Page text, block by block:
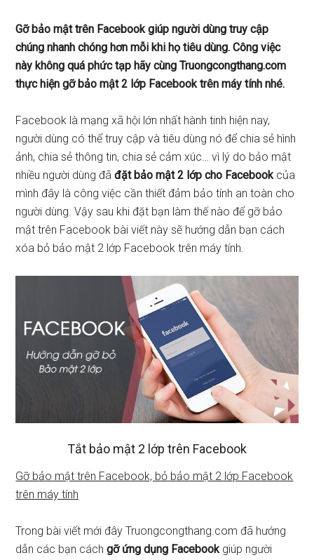
Gỡ bảo mật trên Facebook giúp người dùng truy cập
chúng nhanh chóng hơn mỗi khi họ tiêu dùng. Công việc
này không quá phức tạp hãy cùng Truongcongthang.com
thực hiện gỡ bảo mật 2 lớp Facebook trên máy tính nhé.
Facebook là mạng xã hội lớn nhất hành tinh hiện nay,
người dùng có thể truy cập và tiêu dùng nó để chia sẻ hình
ảnh, chia sẻ thông tin, chia sẻ cảm xúc… vì lý do bảo mật
nhiều người dùng đãđặt bảo mật 2 lớp cho Facebookcủa
mình đây là công việc cần thiết đảm bảo tính an toàn cho
người dùng. Vậy sau khi đặt bạn làm thế nào để gỡ bảo
mật trên Facebook bài viết này sẽ hướng dẫn bạn cách
xóa bỏ bảo mật 2 lớp Facebook trên máy tính.
Tắt bảo mật 2 lớp trên Facebook
Gỡ bảo mật trên Facebook, bỏ bảo mật 2 lớp Facebook
trên máy tính
Trong bài viết mới đây Truongcongthang.com đã hướng
dẫn các bạn cáchgỡ ứng dụng Facebookgiúp người